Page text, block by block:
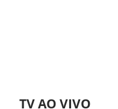
TV AO VIVO